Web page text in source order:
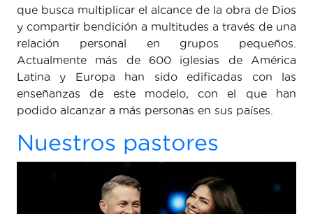
que busca multiplicar el alcance de la obra de Dios
y compartir bendición a multitudes a través de una
relación personal en grupos pequeños.
Actualmente más de 600 iglesias de América
Latina y Europa han sido edificadas con las
enseñanzas de este modelo, con el que han
podido alcanzar a más personas en sus países.
Nuestros pastores